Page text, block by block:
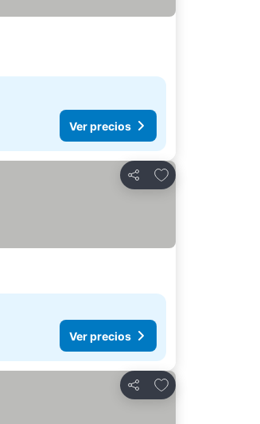
Ver precios
Compartir
Agregar a
Ver precios
Compartir
Agregar a